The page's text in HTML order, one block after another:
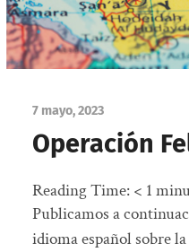
7 mayo, 2023
Operación
Reading Time: < 1
Publicamos a
idioma español sobre